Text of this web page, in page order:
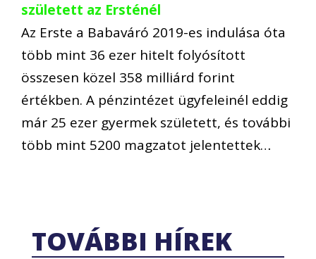
született az Ersténél
Az Erste a Babaváró 2019-es indulása óta
több mint 36 ezer hitelt folyósított
összesen közel 358 milliárd forint
értékben. A pénzintézet ügyfeleinél eddig
már 25 ezer gyermek született, és további
több mint 5200 magzatot jelentettek…
TOVÁBBI HÍREK